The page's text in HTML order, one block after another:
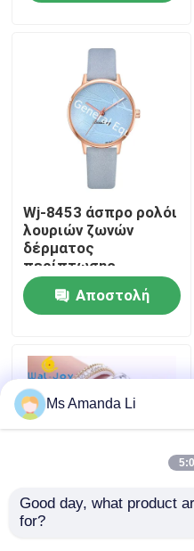
Προϊόντα
Περίπου εμείς
Γύρος εργοστασίων
Ποιοτικός έλεγχος
Μας ελάτε σε επαφή με
Ειδήσεις
Περιπτώσεις
Wj-8453 άσπρο ρολόι
λουριών ζωνών
δέρματος
περίπτωσης
ρολογιών κραμάτων
γυναικών μόδας
δώρων καλής
Αποστολή
Wj-6963 νέο άφιξης
Ms Amanda Li
Good day, what product
for?